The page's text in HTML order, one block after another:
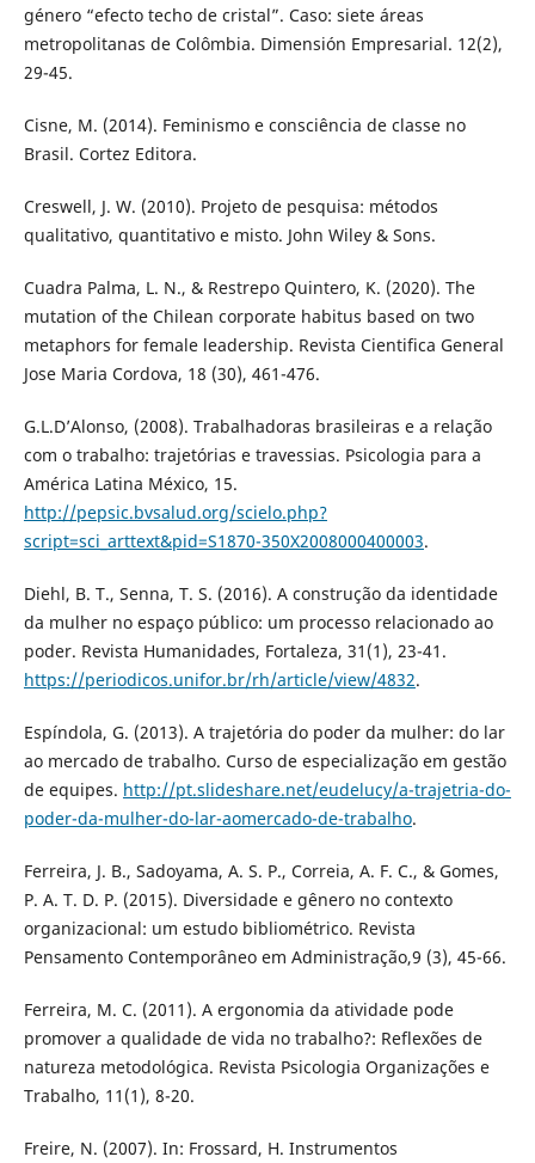
género “efecto techo de cristal”. Caso: siete áreas
metropolitanas de Colômbia. Dimensión Empresarial. 12(2),
29-45.
Cisne, M. (2014). Feminismo e consciência de classe no
Brasil. Cortez Editora.
Creswell, J. W. (2010). Projeto de pesquisa: métodos
qualitativo, quantitativo e misto. John Wiley & Sons.
Cuadra Palma, L. N., & Restrepo Quintero, K. (2020). The
mutation of the Chilean corporate habitus based on two
metaphors for female leadership. Revista Cientifica General
Jose Maria Cordova, 18 (30), 461-476.
G.L.D’Alonso, (2008). Trabalhadoras brasileiras e a relação
com o trabalho: trajetórias e travessias. Psicologia para a
América Latina México, 15.
http://pepsic.bvsalud.org/scielo.php?
script=sci_arttext&pid=S1870-350X2008000400003.
Diehl, B. T., Senna, T. S. (2016). A construção da identidade
da mulher no espaço público: um processo relacionado ao
poder. Revista Humanidades, Fortaleza, 31(1), 23-41.
https://periodicos.unifor.br/rh/article/view/4832.
Espíndola, G. (2013). A trajetória do poder da mulher: do lar
ao mercado de trabalho. Curso de especialização em gestão
de equipes. http://pt.slideshare.net/eudelucy/a-trajetria-do-
poder-da-mulher-do-lar-aomercado-de-trabalho.
Ferreira, J. B., Sadoyama, A. S. P., Correia, A. F. C., & Gomes,
P. A. T. D. P. (2015). Diversidade e gênero no contexto
organizacional: um estudo bibliométrico. Revista
Pensamento Contemporâneo em Administração,9 (3), 45-66.
Ferreira, M. C. (2011). A ergonomia da atividade pode
promover a qualidade de vida no trabalho?: Reflexões de
natureza metodológica. Revista Psicologia Organizações e
Trabalho, 11(1), 8-20.
Freire, N. (2007). In: Frossard, H. Instrumentos